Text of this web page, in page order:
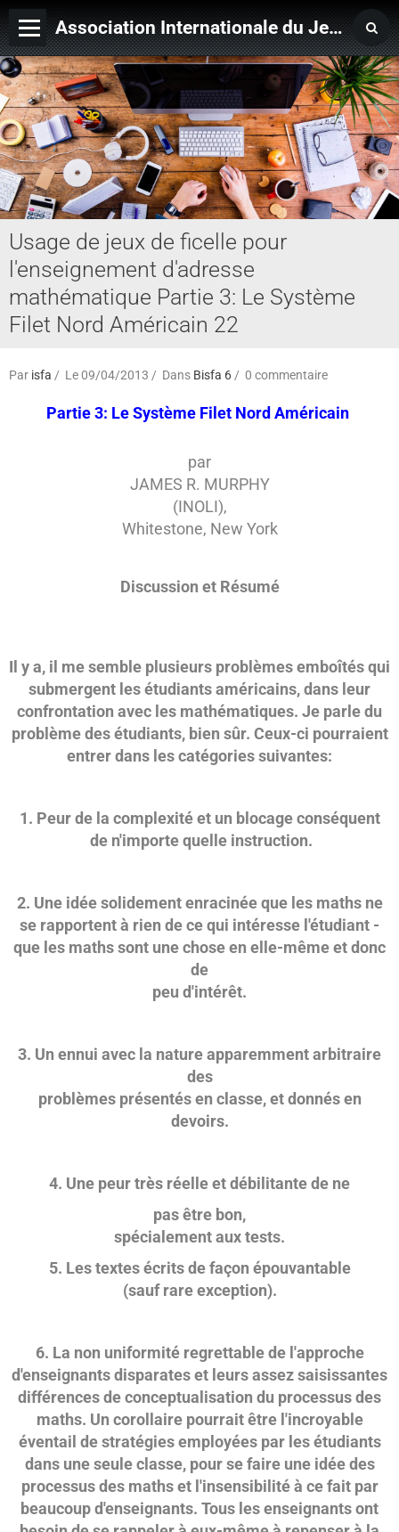
Association Internationale du Jeu de Ficelle
Page d'accueil
Derniers ajouts
Usage de jeux de ficelle pour
l'enseignement d'adresse
mathématique Partie 3: Le Système
Filet Nord Américain 22
Par isfa Le 09/04/2013 Dans Bisfa 6 0 commentaire
Partie 3: Le Système Filet Nord Américain
par
JAMES R. MURPHY
(INOLI),
Whitestone, New York
Discussion et Résumé
Il y a, il me semble plusieurs problèmes emboîtés qui
submergent les étudiants américains, dans leur
confrontation avec les mathématiques. Je parle du
problème des étudiants, bien sûr. Ceux-ci pourraient
entrer dans les catégories suivantes:
1. Peur de la complexité et un blocage conséquent
de n'importe quelle instruction.
2. Une idée solidement enracinée que les maths ne
se rapportent à rien de ce qui intéresse l'étudiant -
que les maths sont une chose en elle-même et donc
de
peu d'intérêt.
3. Un ennui avec la nature apparemment arbitraire
des
problèmes présentés en classe, et donnés en
devoirs.
4. Une peur très réelle et débilitante de ne
pas être bon,
spécialement aux tests.
5. Les textes écrits de façon épouvantable
(sauf rare exception).
6. La non uniformité regrettable de l'approche
d'enseignants disparates et leurs assez saisissantes
différences de conceptualisation du processus des
maths. Un corollaire pourrait être l'incroyable
éventail de stratégies employées par les étudiants
dans une seule classe, pour se faire une idée des
processus des maths et l'insensibilité à ce fait par
beaucoup d'enseignants. Tous les enseignants ont